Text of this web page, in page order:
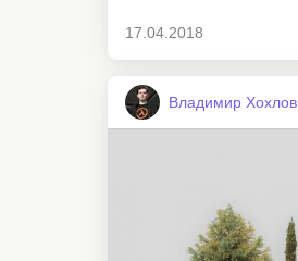
17.04.2018
Владимир Хохлов